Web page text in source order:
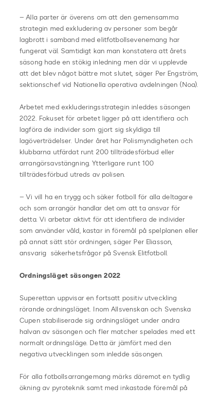
– Alla parter är överens om att den gemensamma
strategin med exkludering av personer som begår
lagbrott i samband med elitfotbollsevenemang har
fungerat väl. Samtidigt kan man konstatera att årets
säsong hade en stökig inledning men där vi upplevde
att det blev något bättre mot slutet, säger Per Engström,
sektionschef vid Nationella operativa avdelningen (Noa).
Arbetet med exkluderingsstrategin inleddes säsongen
2022. Fokuset för arbetet ligger på att identifiera och
lagföra de individer som gjort sig skyldiga till
lagöverträdelser. Under året har Polismyndigheten och
klubbarna utfärdat runt 200 tillträdesförbud eller
arrangörsavstängning. Ytterligare runt 100
tillträdesförbud utreds av polisen.
– Vi vill ha en trygg och säker fotboll för alla deltagare
och som arrangör handlar det om att ta ansvar för
detta. Vi arbetar aktivt för att identifiera de individer
som använder våld, kastar in föremål på spelplanen eller
på annat sätt stör ordningen, säger Per Eliasson,
ansvarig säkerhetsfrågor på Svensk Elitfotboll.
Ordningsläget säsongen 2022
Superettan uppvisar en fortsatt positiv utveckling
rörande ordningsläget. Inom Allsvenskan och Svenska
Cupen stabiliserade sig ordningsläget under andra
halvan av säsongen och fler matcher spelades med ett
normalt ordningsläge. Detta är jämfört med den
negativa utvecklingen som inledde säsongen.
För alla fotbollsarrangemang märks däremot en tydlig
ökning av pyroteknik samt med inkastade föremål på